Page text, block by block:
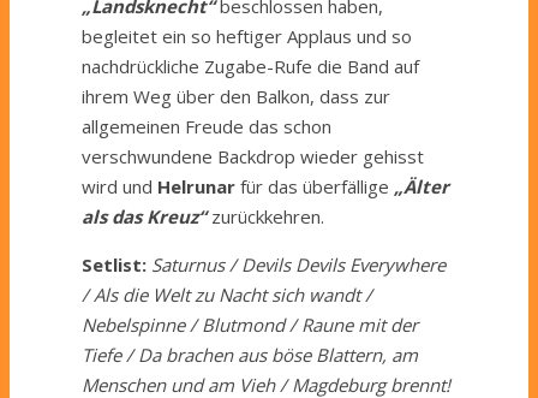
„Landsknecht“beschlossen haben,
begleitet ein so heftiger Applaus und so
nachdrückliche Zugabe-Rufe die Band auf
ihrem Weg über den Balkon, dass zur
allgemeinen Freude das schon
verschwundene Backdrop wieder gehisst
wird und Helrunar für das überfällige „Älter
als das Kreuz“zurückkehren.
Setlist: Saturnus / Devils Devils Everywhere
/ Als die Welt zu Nacht sich wandt /
Nebelspinne / Blutmond / Raune mit der
Tiefe / Da brachen aus böse Blattern, am
Menschen und am Vieh / Magdeburg brennt!